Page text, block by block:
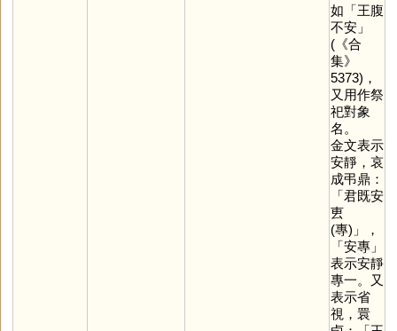
如「王腹
不安」
(《合
集》
5373)，
又用作祭
祀對象
名。
金文表示
安靜，哀
成弔鼎：
「君既安
叀
(專)」，
「安專」
表示安靜
專一。又
表示省
視，睘